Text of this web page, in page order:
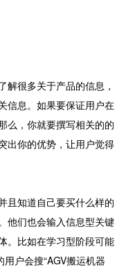
解很多关于产品的信息，
信息。如果要保证用户在
么，你就要撰写相关的的
出你的优势，让用户觉得
且知道自己要买什么样的
他们也会输入信息型关键
。比如在学习型阶段可能
户会搜“AGV搬运机器